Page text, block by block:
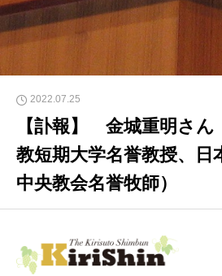
2022.07.25
【訃報】 金城重明さん
教短期大学名誉教授、日
中央教会名誉牧師）